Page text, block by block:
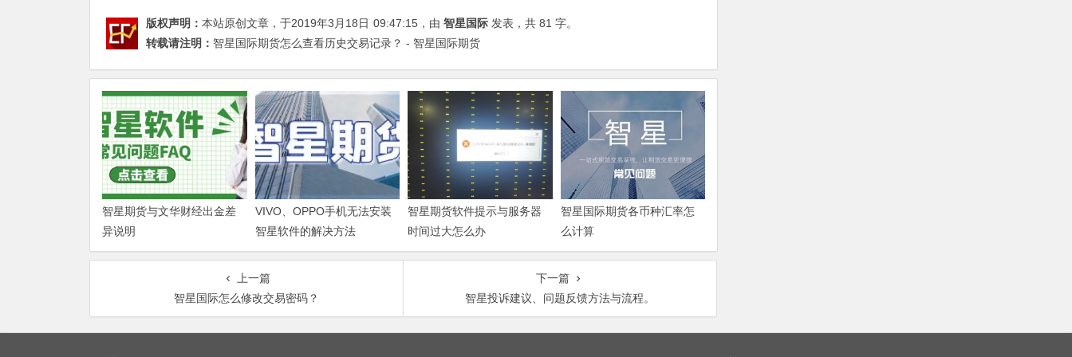
版权声明： 本站原创文章，于2019年3月18日 09:47:15 ，由 智星国际 发表，共 81 字。
转载请注明： 智星国际期货怎么查看历史交易记录？ - 智星国际期货
智星期货与文华财经出金差
异说明
VIVO、OPPO手机无法安装
智星软件的解决方法
智星期货软件提示与服务器
时间过大怎么办
智星国际期货各币种汇率怎
么计算
上一篇
智星国际怎么修改交易密码？
下一篇
智星投诉建议、问题反馈方法与流程。